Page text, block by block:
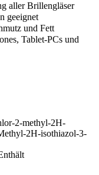
aller Brillengläser
geeignet
und Fett
Tablet-PCs und
2-methyl-2H-
2H-isothiazol-3-